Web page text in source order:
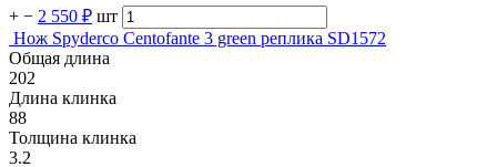
+ − 2 550 ₽ шт
Нож Spyderco Centofante 3 green реплика SD1572
Общая длина
202
Длина клинка
88
Толщина клинка
3.2